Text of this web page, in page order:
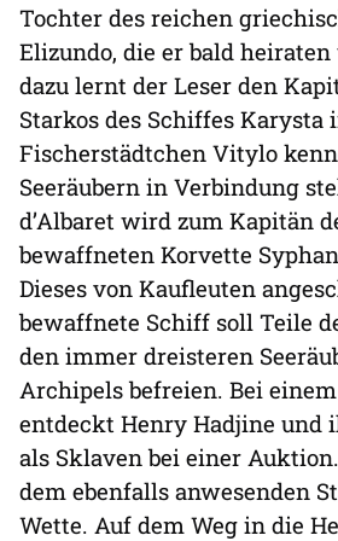
Tochter des reichen
Elizundo, die er bald
dazu lernt der Leser den
Starkos des Schiffes Karysta
Fischerstädtchen Vitylo
Seeräubern in Verbindung
d’Albaret wird zum Kapitän
bewaffneten Korvette
Dieses von Kaufleuten
bewaffnete Schiff soll Teile
den immer dreisteren
Archipels befreien. Bei
entdeckt Henry Hadjine und
als Sklaven bei einer
dem ebenfalls anwesenden
Wette. Auf dem Weg in die